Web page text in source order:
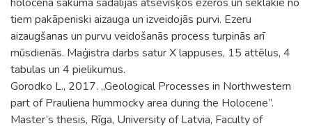
tiem pakāpeniski aizauga un izveidojās purvi. Ezeru
aizaugšanas un purvu veidošanās process turpinās arī
mūsdienās. Maģistra darbs satur X lappuses, 15 attēlus, 4
tabulas un 4 pielikumus.
Gorodko L., 2017. „Geological Processes in Northwestern
part of Prauliena hummocky area during the Holocene”.
Master’s thesis, Rīga, University of Latvia, Faculty of